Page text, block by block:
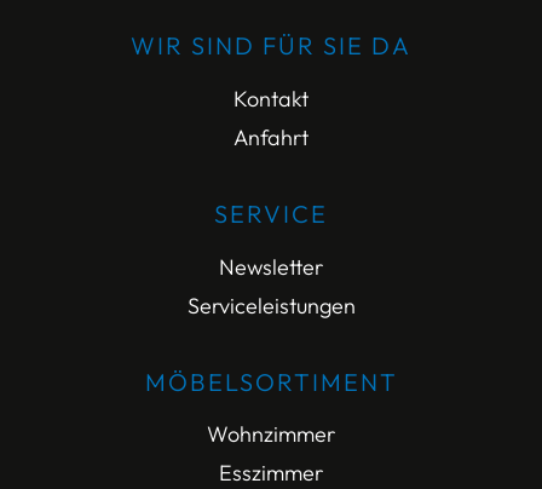
WIR SIND FÜR SIE DA
Kontakt
Anfahrt
SERVICE
Newsletter
Serviceleistungen
MÖBELSORTIMENT
Wohnzimmer
Esszimmer